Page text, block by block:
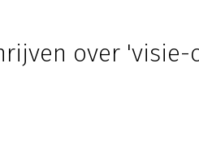
over 'visie-